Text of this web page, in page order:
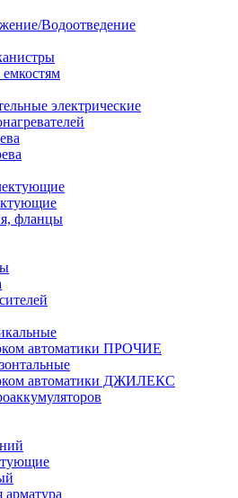
Водоотведение
электрические
фланцы
автоматики ПРОЧИЕ
автоматики ДЖИЛЕКС
арматура